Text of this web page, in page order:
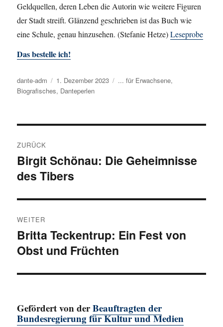
Geldquellen, deren Leben die Autorin wie weitere Figuren
der Stadt streift. Glänzend geschrieben ist das Buch wie
eine Schule, genau hinzusehen. (Stefanie Hetze)Leseprobe
Das bestelle ich!
Autor
dante-adm
Veröffentlicht
am
1. Dezember 2023 Kategorien
... für Erwachsene,
Biografisches, Danteperlen
ZURÜCK
Vorheriger
Beitrag:
Birgit Schönau: Die Geheimnisse
des Tibers
WEITER
Nächster
Beitrag:
Britta Teckentrup: Ein Fest von
Obst und Früchten
Gefördert von derBeauftragten der
Bundesregierung für Kultur und Medien